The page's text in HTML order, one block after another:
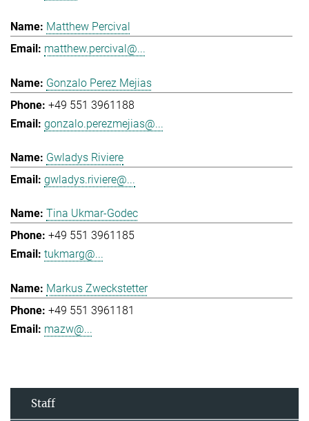
Matthew Percival
matthew.percival@...
Gonzalo Perez Mejias
+49 551 3961188
gonzalo.perezmejias@...
Gwladys Riviere
gwladys.riviere@...
Tina Ukmar-Godec
+49 551 3961185
tukmarg@...
Markus Zweckstetter
+49 551 3961181
mazw@...
Staff